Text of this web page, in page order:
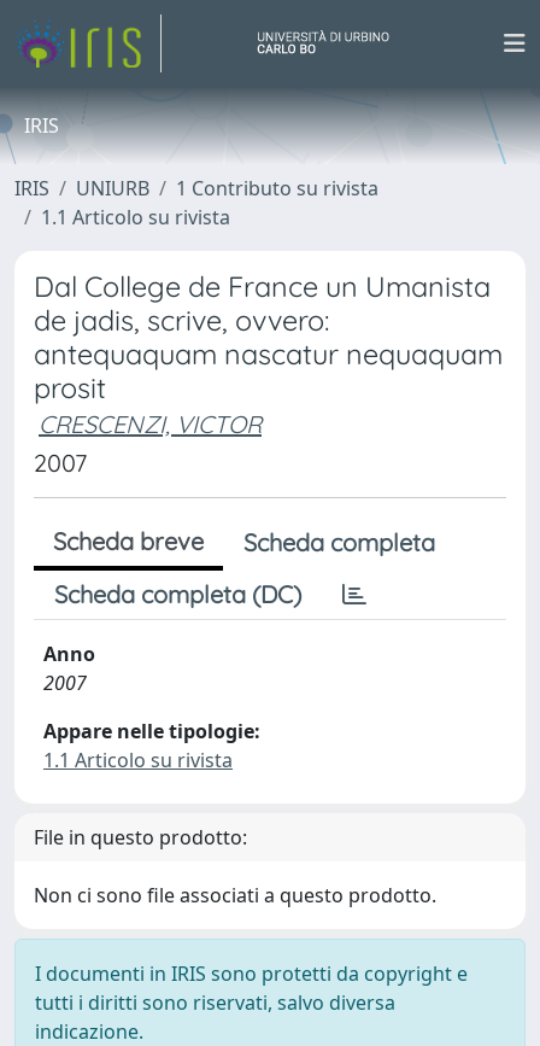
IRIS
IRIS UNIURB
1 Contributo su rivista
1.1 Articolo su rivista
Dal College de France un Umanista
de jadis, scrive, ovvero:
antequaquam nascatur nequaquam
prosit
CRESCENZI, VICTOR
2007
Scheda breve
Scheda completa
Scheda completa (DC)
Anno
2007
Appare nelle tipologie:
1.1 Articolo su rivista
File in questo prodotto:
Non ci sono file associati a questo prodotto.
I documenti in IRIS sono protetti da copyright e
tutti i diritti sono riservati, salvo diversa
indicazione.